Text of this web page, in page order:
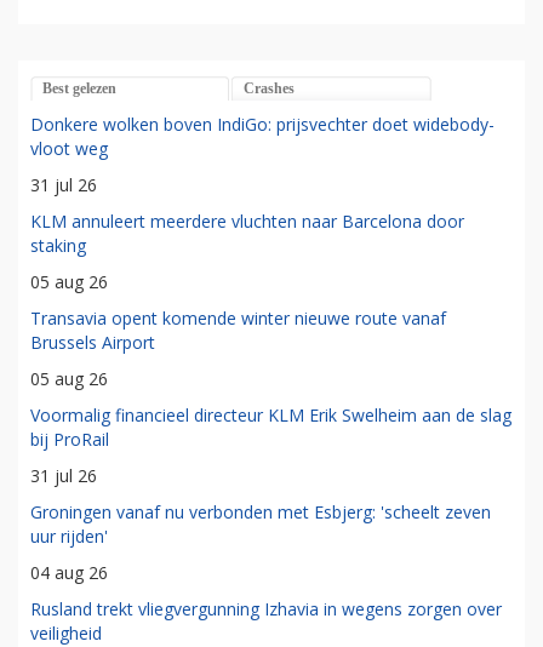
Best gelezen Crashes
Donkere wolken boven IndiGo: prijsvechter doet widebody-
vloot weg
31 jul 26
KLM annuleert meerdere vluchten naar Barcelona door
staking
05 aug 26
Transavia opent komende winter nieuwe route vanaf
Brussels Airport
05 aug 26
Voormalig financieel directeur KLM Erik Swelheim aan de slag
bij ProRail
31 jul 26
Groningen vanaf nu verbonden met Esbjerg: 'scheelt zeven
uur rijden'
04 aug 26
Rusland trekt vliegvergunning Izhavia in wegens zorgen over
veiligheid